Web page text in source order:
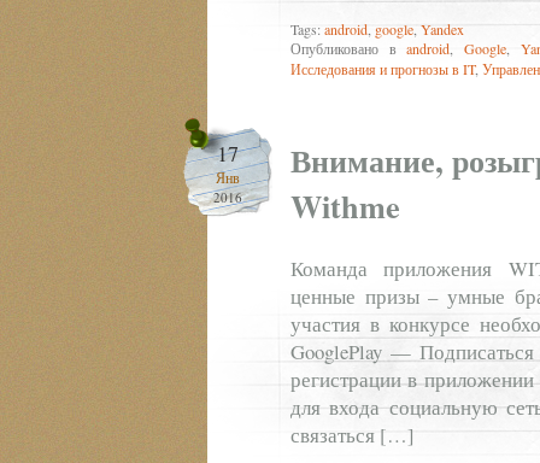
Tags:android google Yandex
Опубликовано вandroid ,Google
Исследования и прогнозы в IT,
17
Янв
2016
Внимание,
Withme
Команда приложения
ценные призы – умные
участия в конкурсе
GooglePlay —
регистрации в
для входа социальную
связаться […]